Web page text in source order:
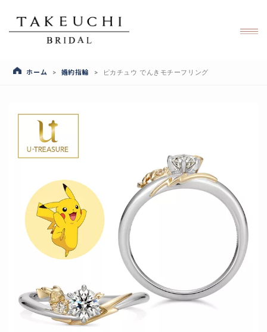
ホーム > 婚約指輪 > ピカチュウ でんきモチーフリング